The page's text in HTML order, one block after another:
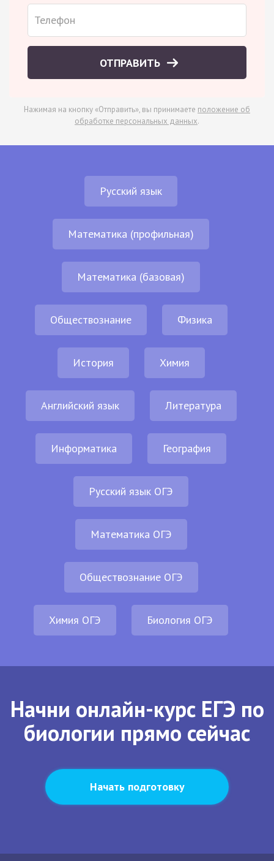
ОТПРАВИТЬ
Нажимая на кнопку «Отправить», вы принимаете положение об
обработке персональных данных.
Русский язык
Математика (профильная)
Математика (базовая)
Обществознание Физика
История Химия
Английский язык Литература
Информатика География
Русский язык ОГЭ
Математика ОГЭ
Обществознание ОГЭ
Химия ОГЭ Биология ОГЭ
Начни онлайн-курс ЕГЭ по
биологии прямо сейчас
Начать подготовку